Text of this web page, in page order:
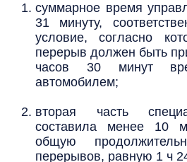
суммарное время
31 минуту,
условие, согласно
перерыв должен быть
часов 30 минут
автомобилем;
вторая часть
составила менее 10
общую
перерывов, равную 1 ч